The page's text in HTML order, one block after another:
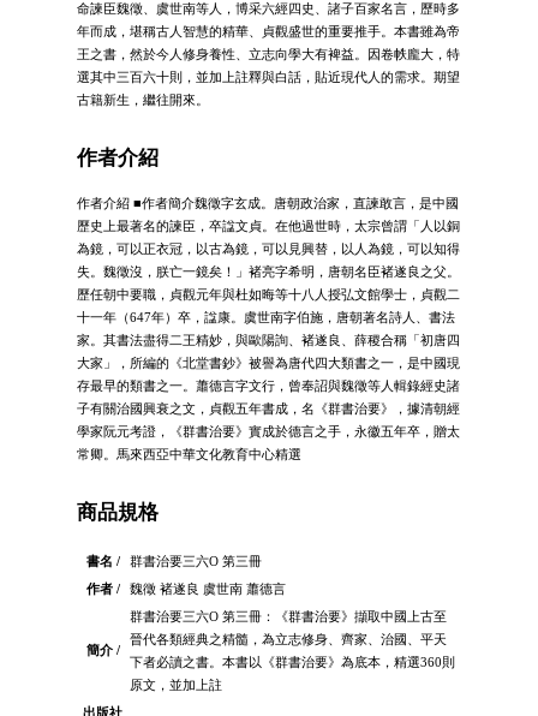
命諫臣魏徵、虞世南等人，博采六經四史、諸子百家名言，歷時多
年而成，堪稱古人智慧的精華、貞觀盛世的重要推手。本書雖為帝
王之書，然於今人修身養性、立志向學大有裨益。因卷帙龐大，特
選其中三百六十則，並加上註釋與白話，貼近現代人的需求。期望
古籍新生，繼往開來。
作者介紹
作者介紹 ■作者簡介魏徵字玄成。唐朝政治家，直諫敢言，是中國
歷史上最著名的諫臣，卒諡文貞。在他過世時，太宗曾謂「人以銅
為鏡，可以正衣冠，以古為鏡，可以見興替，以人為鏡，可以知得
失。魏徵沒，朕亡一鏡矣！」褚亮字希明，唐朝名臣褚遂良之父。
歷任朝中要職，貞觀元年與杜如晦等十八人授弘文館學士，貞觀二
十一年（647年）卒，諡康。虞世南字伯施，唐朝著名詩人、書法
家。其書法盡得二王精妙，與歐陽詢、褚遂良、薛稷合稱「初唐四
大家」，所編的《北堂書鈔》被譽為唐代四大類書之一，是中國現
存最早的類書之一。蕭德言字文行，曾奉詔與魏徵等人輯錄經史諸
子有關治國興衰之文，貞觀五年書成，名《群書治要》，據清朝經
學家阮元考證，《群書治要》實成於德言之手，永徽五年卒，贈太
常卿。馬來西亞中華文化教育中心精選
商品規格
書名 /
群書治要三六O 第三冊
作者 /
魏徵 褚遂良 虞世南 蕭德言
簡介 /
群書治要三六O 第三冊：《群書治要》擷取中國上古至
晉代各類經典之精髓，為立志修身、齊家、治國、平天
下者必讀之書。本書以《群書治要》為底本，精選360則
原文，並加上註
出版社